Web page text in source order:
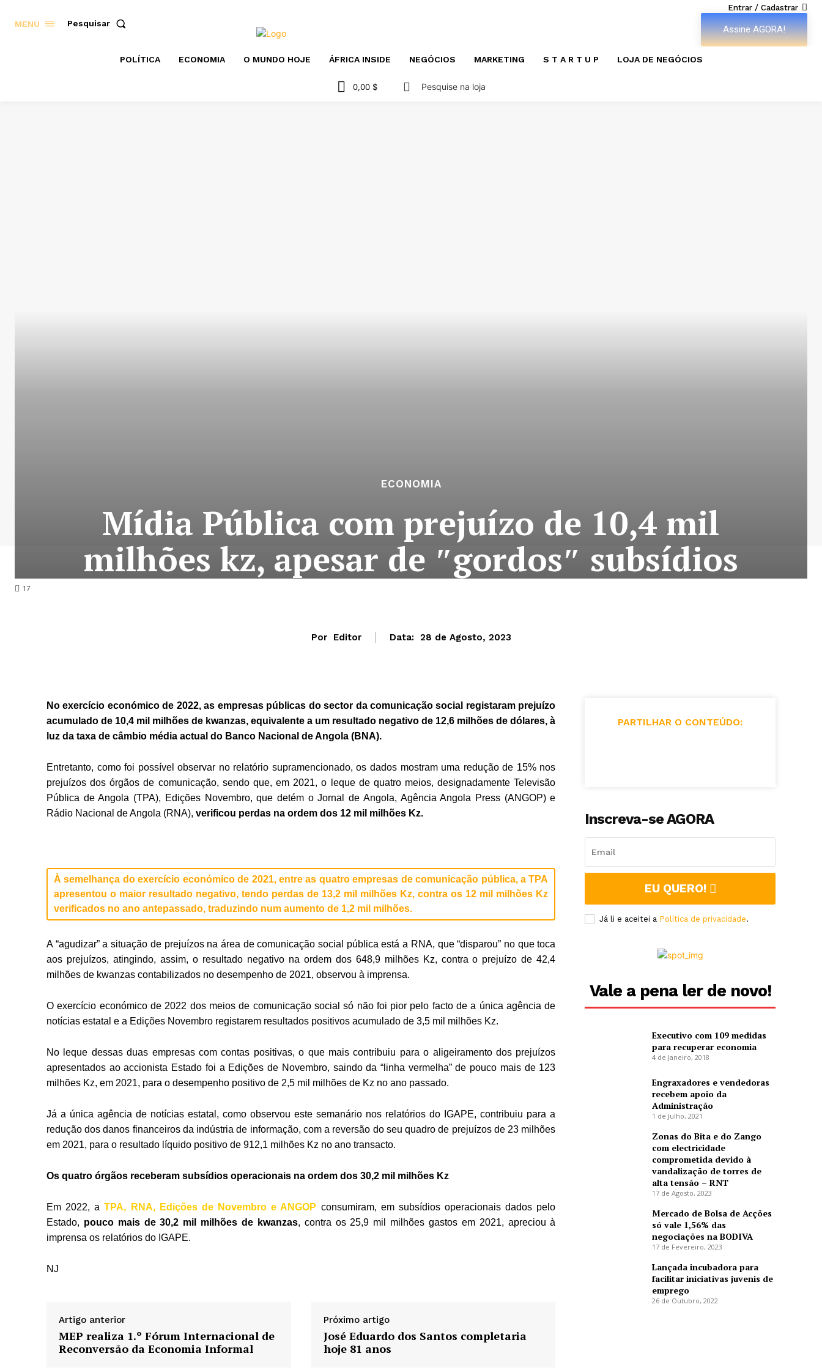
MENU Pesquisar
Entrar / Cadastrar
Assine AGORA!
POLÍTICA ECONOMIA O MUNDO HOJE ÁFRICA INSIDE NEGÓCIOS MARKETING S T A R T U P LOJA DE NEGÓCIOS
0,00 $ Pesquise na loja
17
ECONOMIA
Mídia Pública com prejuízo de 10,4 mil
milhões kz, apesar de ″gordos″ subsídios
Por Editor Data: 28 de Agosto, 2023
No exercício económico de 2022, as empresas públicas do sector da comunicação social registaram prejuízo
acumulado de 10,4 mil milhões de kwanzas, equivalente a um resultado negativo de 12,6 milhões de dólares, à
luz da taxa de câmbio média actual do Banco Nacional de Angola (BNA).
Entretanto, como foi possível observar no relatório supramencionado, os dados mostram uma redução de 15% nos
prejuízos dos órgãos de comunicação, sendo que, em 2021, o leque de quatro meios, designadamente Televisão
Pública de Angola (TPA), Edições Novembro, que detém o Jornal de Angola, Agência Angola Press (ANGOP) e
Rádio Nacional de Angola (RNA), verificou perdas na ordem dos 12 mil milhões Kz.
À semelhança do exercício económico de 2021, entre as quatro empresas de comunicação pública, a TPA
apresentou o maior resultado negativo, tendo perdas de 13,2 mil milhões Kz, contra os 12 mil milhões Kz
verificados no ano antepassado, traduzindo num aumento de 1,2 mil milhões.
A “agudizar” a situação de prejuízos na área de comunicação social pública está a RNA, que “disparou” no que toca
aos prejuízos, atingindo, assim, o resultado negativo na ordem dos 648,9 milhões Kz, contra o prejuízo de 42,4
milhões de kwanzas contabilizados no desempenho de 2021, observou à imprensa.
O exercício económico de 2022 dos meios de comunicação social só não foi pior pelo facto de a única agência de
notícias estatal e a Edições Novembro registarem resultados positivos acumulado de 3,5 mil milhões Kz.
No leque dessas duas empresas com contas positivas, o que mais contribuiu para o aligeiramento dos prejuízos
apresentados ao accionista Estado foi a Edições de Novembro, saindo da “linha vermelha” de pouco mais de 123
milhões Kz, em 2021, para o desempenho positivo de 2,5 mil milhões de Kz no ano passado.
Já a única agência de notícias estatal, como observou este semanário nos relatórios do IGAPE, contribuiu para a
redução dos danos financeiros da indústria de informação, com a reversão do seu quadro de prejuízos de 23 milhões
em 2021, para o resultado líquido positivo de 912,1 milhões Kz no ano transacto.
Os quatro órgãos receberam subsídios operacionais na ordem dos 30,2 mil milhões Kz
Em 2022, a TPA, RNA, Edições de Novembro e ANGOP consumiram, em subsídios operacionais dados pelo
Estado, pouco mais de 30,2 mil milhões de kwanzas, contra os 25,9 mil milhões gastos em 2021, apreciou à
imprensa os relatórios do IGAPE.
NJ
Artigo anterior
MEP realiza 1.º Fórum Internacional de
Reconversão da Economia Informal
Próximo artigo
José Eduardo dos Santos completaria
hoje 81 anos
PARTILHAR O CONTEÚDO:
Inscreva-se AGORA
EU QUERO!
Já li e aceitei a Política de privacidade.
Vale a pena ler de novo!
Executivo com 109 medidas
para recuperar economia
4 de Janeiro, 2018
Engraxadores e vendedoras
recebem apoio da
Administração
1 de Julho, 2021
Zonas do Bita e do Zango
com electricidade
comprometida devido à
vandalização de torres de
alta tensão – RNT
17 de Agosto, 2023
Mercado de Bolsa de Acções
só vale 1,56% das
negociações na BODIVA
17 de Fevereiro, 2023
Lançada incubadora para
facilitar iniciativas juvenis de
emprego
26 de Outubro, 2022